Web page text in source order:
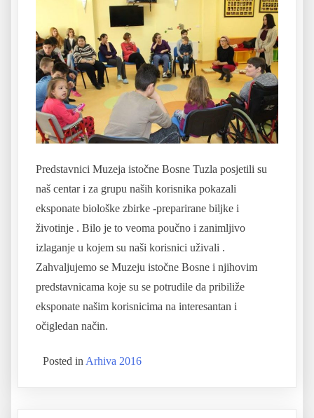
Predstavnici Muzeja istočne Bosne Tuzla posjetili su
naš centar i za grupu naših korisnika pokazali
eksponate biološke zbirke -preparirane biljke i
životinje . Bilo je to veoma poučno i zanimljivo
izlaganje u kojem su naši korisnici uživali .
Zahvaljujemo se Muzeju istočne Bosne i njihovim
predstavnicama koje su se potrudile da pribiliže
eksponate našim korisnicima na interesantan i
očigledan način.
Posted in Arhiva 2016